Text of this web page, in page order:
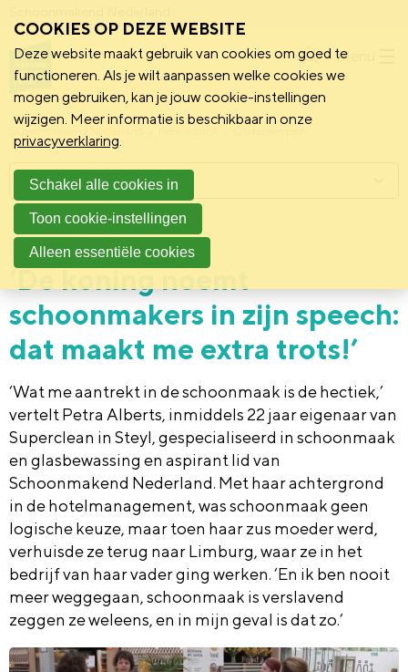
Menu
Schoonmakend Nederland
Vereniging 9 april 2021
‘De koning noemt
schoonmakers in zijn speech:
dat maakt me extra trots!’
‘Wat me aantrekt in de schoonmaak is de hectiek,’
vertelt Petra Alberts, inmiddels 22 jaar eigenaar van
Superclean in Steyl, gespecialiseerd in schoonmaak
en glasbewassing en aspirant lid van
Schoonmakend Nederland. Met haar achtergrond
in de hotelmanagement, was schoonmaak geen
logische keuze, maar toen haar zus moeder werd,
verhuisde ze terug naar Limburg, waar ze in het
bedrijf van haar vader ging werken. ‘En ik ben nooit
meer weggegaan, schoonmaak is verslavend
zeggen ze weleens, en in mijn geval is dat zo.’
Menu
COOKIES OP DEZE WEBSITE
Deze website maakt gebruik van cookies om goed te
functioneren. Als je wilt aanpassen welke cookies we
mogen gebruiken, kan je jouw cookie-instellingen
wijzigen. Meer informatie is beschikbaar in onze
privacyverklaring.
Schakel alle cookies in
Toon cookie-instellingen
Alleen essentiële cookies